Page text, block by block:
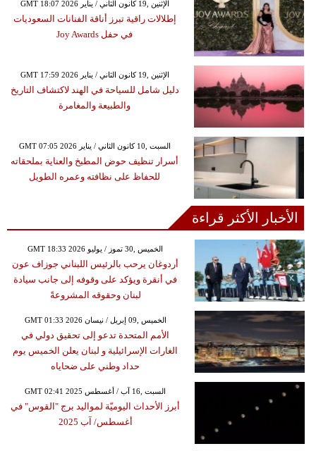
GMT 18:07 2026 الإثنين ,19 كانون الثاني / يناير
إطلالات راقية تبرز أناقة الفنانات السعوديات
في حفل Joy Awards
GMT 17:59 2026 الإثنين ,19 كانون الثاني / يناير
دليل شامل للسياحة في الهند لاكتشاف التاريخ
والطبيعة والمغامرة
GMT 07:05 2026 السبت ,10 كانون الثاني / يناير
أسرار تنظيف حوض المطبخ والعناية بملحقاته
للحفاظ على نظافته وعمره الطويل
الأخبار الأكثر قراءة
GMT 18:33 2026 الخميس ,30 تموز / يوليو
أردوغان يرحب بالرئيس اللبناني جوزاف عون
في أنقرة ويؤكد على وقوفه إلى جانب سيادة
لبنان وحقوقه المشروعةً
GMT 01:33 2026 الخميس ,09 إبريل / نيسان
الأمم المتحدة تدعو إلى تحقيق دولي في
الغارات الإسرائيلية و لبنان يعلن الخميس يوم
حداد وطني على ضحاياه
GMT 02:41 2025 السبت ,16 آب / أغسطس
أبرز الأحداث اليوميّة لمواليد برج "القوس" في
أغسطس/ آب 2025